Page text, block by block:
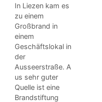
In Liezen kam es
zu einem
Großbrand in
einem
Geschäftslokal in
der
Ausseerstraße. A
us sehr guter
Quelle ist eine
Brandstiftung